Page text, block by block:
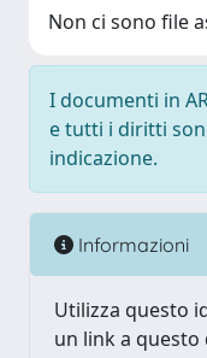
Non ci sono file
I documenti in
e tutti i diritti
indicazione.
Informazioni
Utilizza questo
un link a